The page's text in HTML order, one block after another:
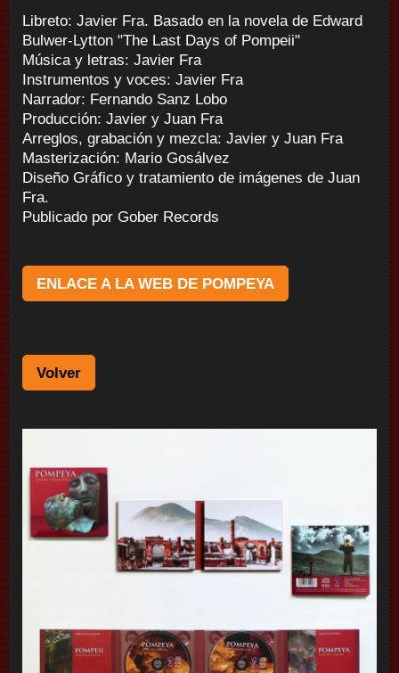
Libreto: Javier Fra. Basado en la novela de Edward
Bulwer-Lytton "The Last Days of Pompeii"
Música y letras: Javier Fra
Instrumentos y voces: Javier Fra
Narrador: Fernando Sanz Lobo
Producción: Javier y Juan Fra
Arreglos, grabación y mezcla: Javier y Juan Fra
Masterización: Mario Gosálvez
Diseño Gráfico y tratamiento de imágenes de Juan
Fra.
Publicado por Gober Records
ENLACE A LA WEB DE POMPEYA
Volver